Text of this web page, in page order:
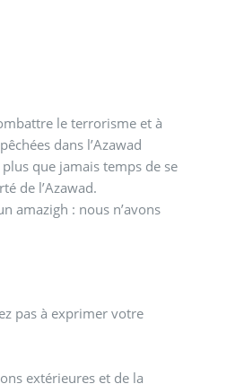
le terrorisme et à
dans l’Azawad
que jamais temps de se
de l’Azawad.
amazigh : nous n’avons
pas à exprimer votre
extérieures et de la